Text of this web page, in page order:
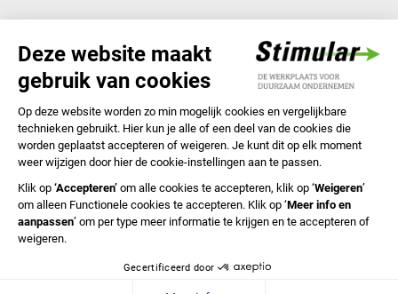
STIMULAR NIEUWSBRIEVEN
ABONNEER NU
Privacyverklaring Cookiebeleid Colofon Disclaimer
In English